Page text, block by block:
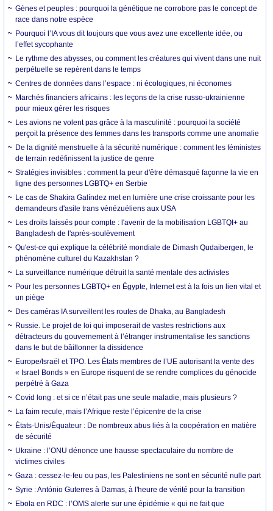
Gènes et peuples : pourquoi la génétique ne corrobore pas le concept de
race dans notre espèce
Pourquoi l’IA vous dit toujours que vous avez une excellente idée, ou
l’effet sycophante
Le rythme des abysses, ou comment les créatures qui vivent dans une nuit
perpétuelle se repèrent dans le temps
Centres de données dans l’espace : ni écologiques, ni économes
Marchés financiers africains : les leçons de la crise russo-ukrainienne
pour mieux gérer les risques
Les avions ne volent pas grâce à la masculinité : pourquoi la société
perçoit la présence des femmes dans les transports comme une anomalie
De la dignité menstruelle à la sécurité numérique : comment les féministes
de terrain redéfinissent la justice de genre
Stratégies invisibles : comment la peur d'être démasqué façonne la vie en
ligne des personnes LGBTQ+ en Serbie
Le cas de Shakira Galíndez met en lumière une crise croissante pour les
demandeurs d'asile trans vénézuéliens aux USA
Les droits laissés pour compte : l'avenir de la mobilisation LGBTQI+ au
Bangladesh de l'après-soulèvement
Qu'est-ce qui explique la célébrité mondiale de Dimash Qudaibergen, le
phénomène culturel du Kazakhstan ?
La surveillance numérique détruit la santé mentale des activistes
Pour les personnes LGBTQ+ en Égypte, Internet est à la fois un lien vital et
un piège
Des caméras IA surveillent les routes de Dhaka, au Bangladesh
Russie. Le projet de loi qui imposerait de vastes restrictions aux
détracteurs du gouvernement à l’étranger instrumentalise les sanctions
dans le but de bâillonner la dissidence
Europe/Israël et TPO. Les États membres de l’UE autorisant la vente des
« Israel Bonds » en Europe risquent de se rendre complices du génocide
perpétré à Gaza
Covid long : et si ce n’était pas une seule maladie, mais plusieurs ?
La faim recule, mais l’Afrique reste l’épicentre de la crise
États-Unis/Équateur : De nombreux abus liés à la coopération en matière
de sécurité
Ukraine : l’ONU dénonce une hausse spectaculaire du nombre de
victimes civiles
Gaza : cessez-le-feu ou pas, les Palestiniens ne sont en sécurité nulle part
Syrie : António Guterres à Damas, à l'heure de vérité pour la transition
Ebola en RDC : l’OMS alerte sur une épidémie « qui ne fait que